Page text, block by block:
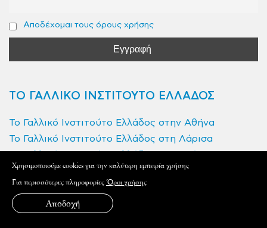
Αποδέχομαι τους όρους χρήσης
ΤΟ ΓΑΛΛΙΚΟ ΙΝΣΤΙΤΟΥΤΟ ΕΛΛΑΔΟΣ
Το Γαλλικό Ινστιτούτο Ελλάδος στην Αθήνα
Το Γαλλικό Ινστιτούτο Ελλάδος στη Λάρισα
Το Γαλλικό Ινστιτούτο Ελλάδος στην Πάτρα
ΣΥΝΔΕΘΕΙΤΕ ΜΑΖΙ ΜΑΣ
Xρησιμοποιούμε cookies για την καλύτερη εμπειρία χρήσης
Για περισσότερες πληροφορίεςΌροι χρήσης
Αποδοχή